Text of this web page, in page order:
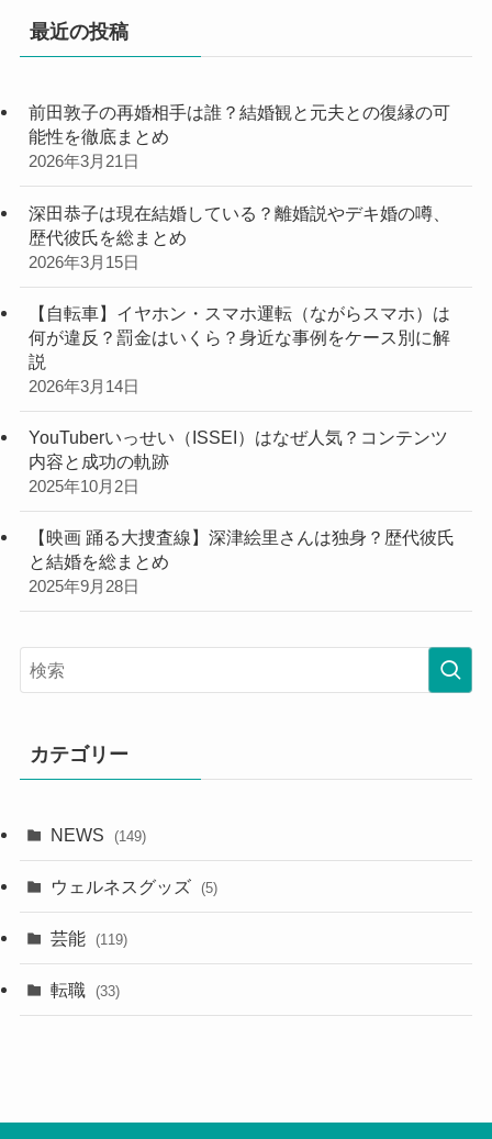
最近の投稿
前田敦子の再婚相手は誰？結婚観と元夫との復縁の可
能性を徹底まとめ
2026年3月21日
深田恭子は現在結婚している？離婚説やデキ婚の噂、
歴代彼氏を総まとめ
2026年3月15日
【自転車】イヤホン・スマホ運転（ながらスマホ）は
何が違反？罰金はいくら？身近な事例をケース別に解
説
2026年3月14日
YouTuberいっせい（ISSEI）はなぜ人気？コンテンツ
内容と成功の軌跡
2025年10月2日
【映画 踊る大捜査線】深津絵里さんは独身？歴代彼氏
と結婚を総まとめ
2025年9月28日
カテゴリー
NEWS (149)
ウェルネスグッズ (5)
芸能 (119)
転職 (33)